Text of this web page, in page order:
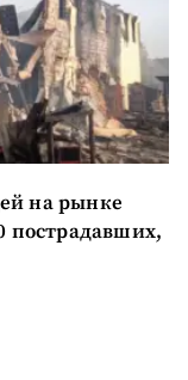
на рынке
пострадавших,